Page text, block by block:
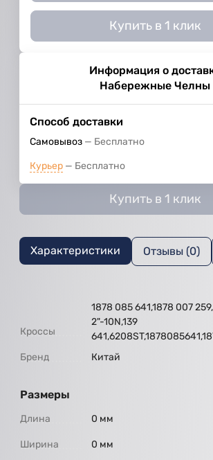
Купить в 1 клик
Информация о
Набережные Челны
Способ доставки
Самовывоз Бесплатно
Курьер Бесплатно
Купить в 1 клик
Характеристики Отзывы (0)
Кроссы
1878 085 641,1878 007
2"-10N,139
Бренд
Китай
Размеры
Длина 0 мм
Ширина 0 мм